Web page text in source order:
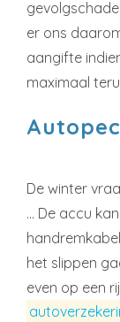
er ons
aangifte
maximaal
De winter
… De accu
het slippen
even op een